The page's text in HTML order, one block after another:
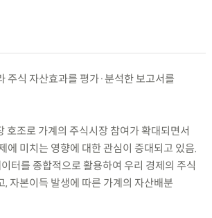
주식 자산효과를 평가·분석한 보고서를
호조로 가계의 주식시장 참여가 확대되면서
에 미치는 영향에 대한 관심이 증대되고 있음.
터를 종합적으로 활용하여 우리 경제의 주식
, 자본이득 발생에 따른 가계의 자산배분